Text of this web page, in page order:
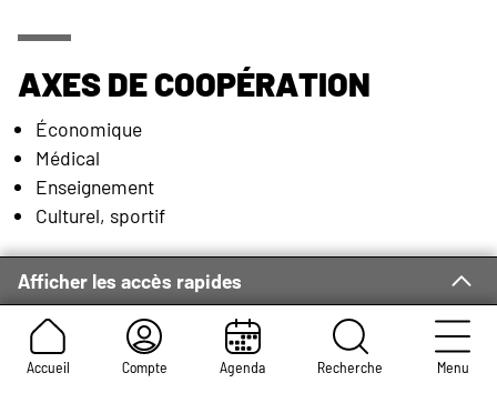
Accueil Compte Agenda Recherche Menu
Afficher les accès rapides
Axes de coopération
Économique
Médical
Enseignement
Culturel, sportif
Présentation
Parmi les industries
fleurissantes de Cleveland, on